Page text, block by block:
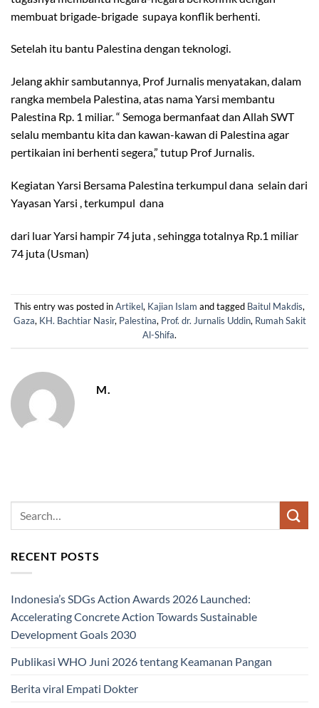
membuat brigade-brigade supaya konflik berhenti.
Setelah itu bantu Palestina dengan teknologi.
Jelang akhir sambutannya, Prof Jurnalis menyatakan, dalam
rangka membela Palestina, atas nama Yarsi membantu
Palestina Rp. 1 miliar. “ Semoga bermanfaat dan Allah SWT
selalu membantu kita dan kawan-kawan di Palestina agar
pertikaian ini berhenti segera,” tutup Prof Jurnalis.
Kegiatan Yarsi Bersama Palestina terkumpul dana selain dari
Yayasan Yarsi , terkumpul dana
dari luar Yarsi hampir 74 juta , sehingga totalnya Rp.1 miliar
74 juta (Usman)
This entry was posted inArtikel, Kajian Islam and tagged Baitul Makdis,
Gaza, KH. Bachtiar Nasir, Palestina, Prof. dr. Jurnalis Uddin, Rumah Sakit
Al-Shifa.
M.
RECENT POSTS
Indonesia’s SDGs Action Awards 2026 Launched:
Accelerating Concrete Action Towards Sustainable
Development Goals 2030
Publikasi WHO Juni 2026 tentang Keamanan Pangan
Berita viral Empati Dokter